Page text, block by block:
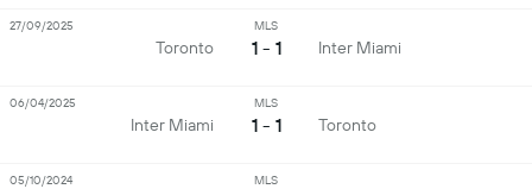
Toronto
MLS
1 - 1 Inter Miami
27/09/2025
Inter Miami
MLS
1 - 1 Toronto
06/04/2025
MLS
05/10/2024